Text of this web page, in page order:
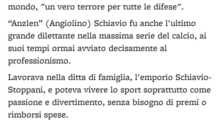
mondo, "un vero terrore per tutte le difese".
“Anzlen” (Angiolino) Schiavio fu anche l'ultimo
grande dilettante nella massima serie del calcio, ai
suoi tempi ormai avviato decisamente al
professionismo.
Lavorava nella ditta di famiglia, l'emporio Schiavio-
Stoppani, e poteva vivere lo sport soprattutto come
passione e divertimento, senza bisogno di premi o
rimborsi spese.